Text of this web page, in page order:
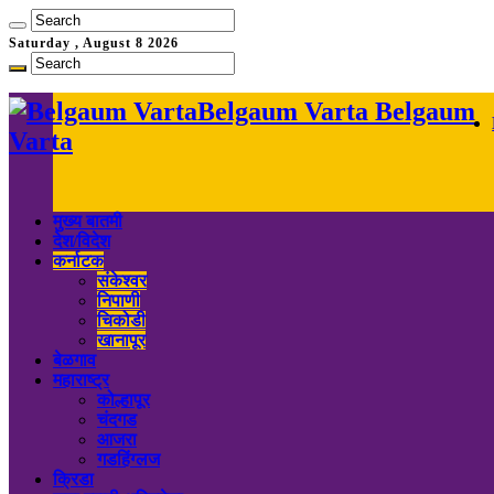
Saturday , August 8 2026
Belgaum Varta Belgaum
Varta
मुख्य बातमी
देश/विदेश
कर्नाटक
संकेश्वर
निपाणी
चिकोडी
खानापूर
बेळगाव
महाराष्ट्र
कोल्हापूर
चंदगड
आजरा
गडहिंग्लज
क्रिडा